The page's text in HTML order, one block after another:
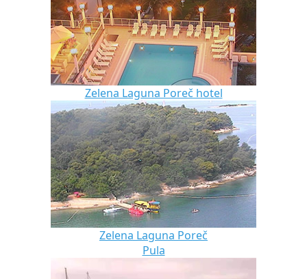
Zelena Laguna Poreč hotel
Zelena Laguna Poreč
Pula